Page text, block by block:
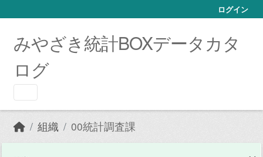
ログイン
みやざき統計BOXデータカタ
ログ
組織 00統計調査課